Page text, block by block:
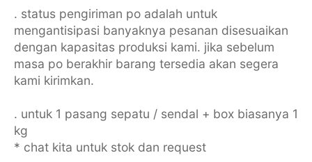
. status pengiriman po adalah untuk
mengantisipasi banyaknya pesanan disesuaikan
dengan kapasitas produksi kami. jika sebelum
masa po berakhir barang tersedia akan segera
kami kirimkan.
. untuk 1 pasang sepatu / sendal + box biasanya 1
kg
* chat kita untuk stok dan request